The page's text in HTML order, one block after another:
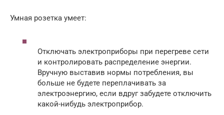
Умная розетка умеет:
Отключать электроприборы при перегреве сети
и контролировать распределение энергии.
Вручную выставив нормы потребления, вы
больше не будете переплачивать за
электроэнергию, если вдруг забудете отключить
какой-нибудь электроприбор.